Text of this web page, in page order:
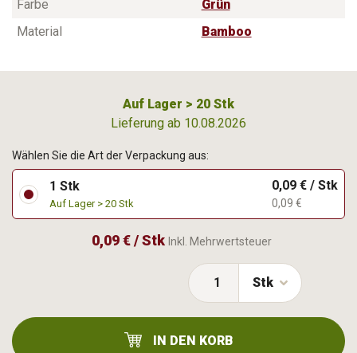
Farbe
Grün
Material
Bamboo
Auf Lager > 20 Stk
Lieferung ab 10.08.2026
Wählen Sie die Art der Verpackung aus:
1 Stk
Auf Lager > 20 Stk
0,09 € / Stk
0,09 €
0,09 € / Stk Inkl. Mehrwertsteuer
Stk
IN DEN KORB